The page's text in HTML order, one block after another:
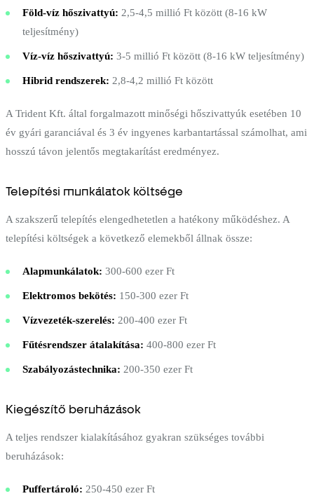
Föld-víz hőszivattyú: 2,5-4,5 millió Ft között (8-16 kW
teljesítmény)
Víz-víz hőszivattyú: 3-5 millió Ft között (8-16 kW teljesítmény)
Hibrid rendszerek: 2,8-4,2 millió Ft között
A Trident Kft. által forgalmazott minőségi hőszivattyúk esetében 10
év gyári garanciával és 3 év ingyenes karbantartással számolhat, ami
hosszú távon jelentős megtakarítást eredményez.
Telepítési munkálatok költsége
A szakszerű telepítés elengedhetetlen a hatékony működéshez. A
telepítési költségek a következő elemekből állnak össze:
Alapmunkálatok: 300-600 ezer Ft
Elektromos bekötés: 150-300 ezer Ft
Vízvezeték-szerelés: 200-400 ezer Ft
Fűtésrendszer átalakítása: 400-800 ezer Ft
Szabályozástechnika: 200-350 ezer Ft
Kiegészítő beruházások
A teljes rendszer kialakításához gyakran szükséges további
beruházások:
Puffertároló: 250-450 ezer Ft